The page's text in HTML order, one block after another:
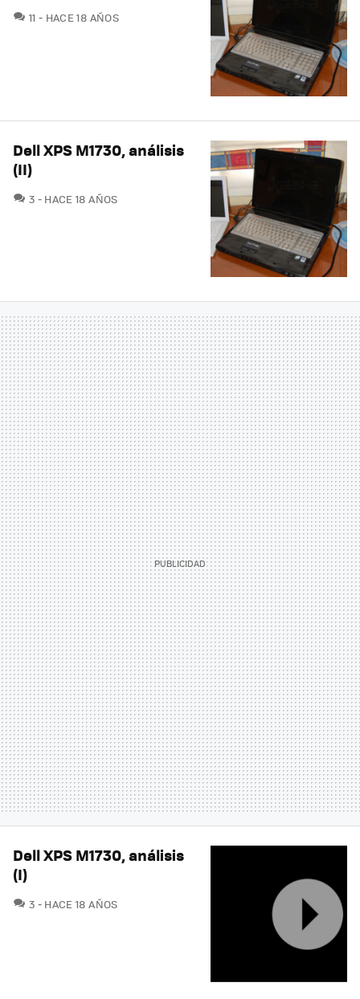
11 COMENTARIOS
HACE 18 AÑOS
Dell XPS M1730, análisis
(II)
3 COMENTARIOS
HACE 18 AÑOS
Dell XPS M1730, análisis
(I)
3 COMENTARIOS
HACE 18 AÑOS